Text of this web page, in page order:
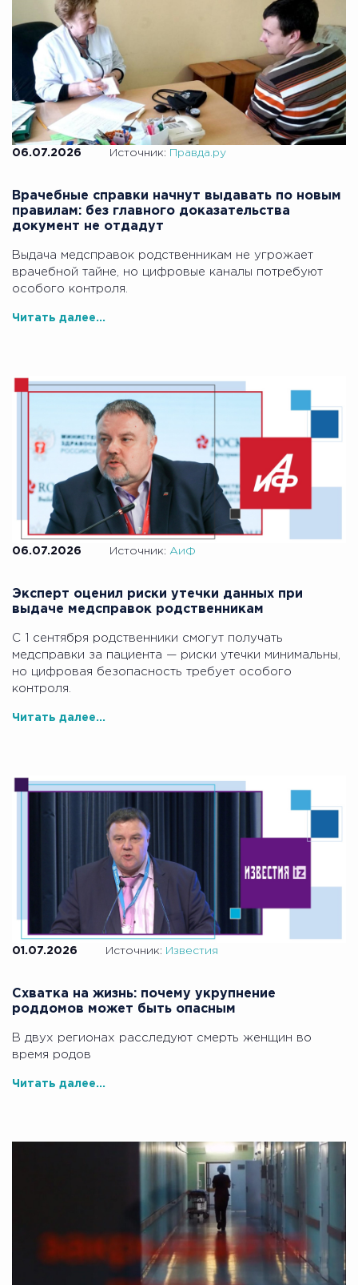
06.07.2026 Источник: Правда.ру
Врачебные справки начнут выдавать по новым
правилам: без главного доказательства
документ не отдадут
Выдача медсправок родственникам не угрожает
врачебной тайне, но цифровые каналы потребуют
особого контроля.
Читать далее...
06.07.2026 Источник: АиФ
Эксперт оценил риски утечки данных при
выдаче медсправок родственникам
С 1 сентября родственники смогут получать
медсправки за пациента — риски утечки минимальны,
но цифровая безопасность требует особого
контроля.
Читать далее...
01.07.2026 Источник: Известия
Схватка на жизнь: почему укрупнение
роддомов может быть опасным
В двух регионах расследуют смерть женщин во
время родов
Читать далее...